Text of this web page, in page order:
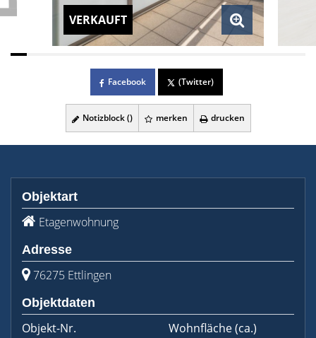
VERKAUFT
Facebook (Twitter)
Notizblock () merken drucken
Objektart
Etagenwohnung
Adresse
76275 Ettlingen
Objektdaten
Objekt-Nr.
Wohnfläche(ca.)